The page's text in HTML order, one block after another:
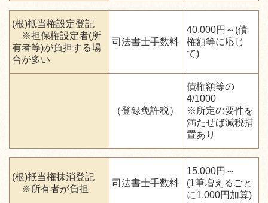
(根)抵当権設定登記
※担保権設定者(所
有者等)が負担する場
合が多い
司法書士手数料
40,000円～(債
権額等に応じ
て)
（登録免許税）
債権額等の
4/1000
※所定の要件を
満たせば減税措
置あり
(根)抵当権抹消登記
※所有者が負担
司法書士手数料
15,000円～
(1筆増えるごと
に1,000円加算)